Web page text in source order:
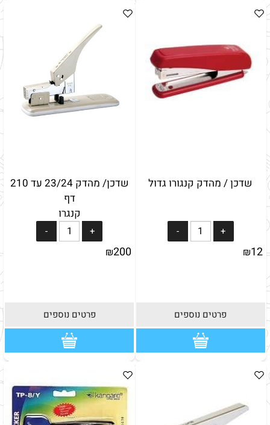
שדכן / מהדק קנגורו גדול
₪12
פרטים נוספים
שדכן/ מהדק 23/24 עד 210
דף
קנגרו
₪200
פרטים נוספים